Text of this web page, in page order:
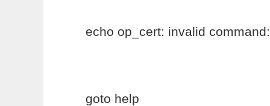
echo op_cert: invalid
goto help